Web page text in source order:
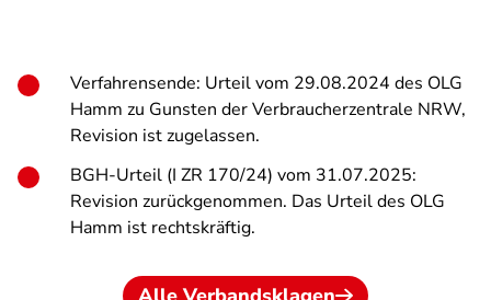
Verfahrensende: Urteil vom 29.08.2024 des OLG
Hamm zu Gunsten der Verbraucherzentrale NRW,
Revision ist zugelassen.
BGH-Urteil (I ZR 170/24) vom 31.07.2025:
Revision zurückgenommen. Das Urteil des OLG
Hamm ist rechtskräftig.